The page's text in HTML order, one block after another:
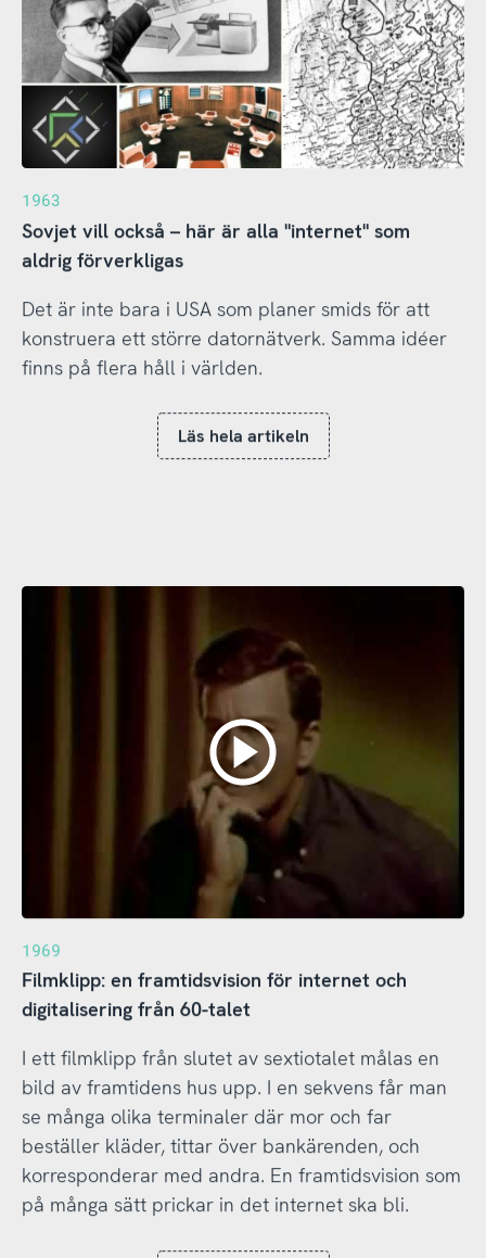
1963
Sovjet vill också – här är alla "internet" som
aldrig förverkligas
Det är inte bara i USA som planer smids för att
konstruera ett större datornätverk. Samma idéer
finns på flera håll i världen.
Läs hela artikeln
1969
Filmklipp: en framtidsvision för internet och
digitalisering från 60-talet
I ett filmklipp från slutet av sextiotalet målas en
bild av framtidens hus upp. I en sekvens får man
se många olika terminaler där mor och far
beställer kläder, tittar över bankärenden, och
korresponderar med andra. En framtidsvision som
på många sätt prickar in det internet ska bli.